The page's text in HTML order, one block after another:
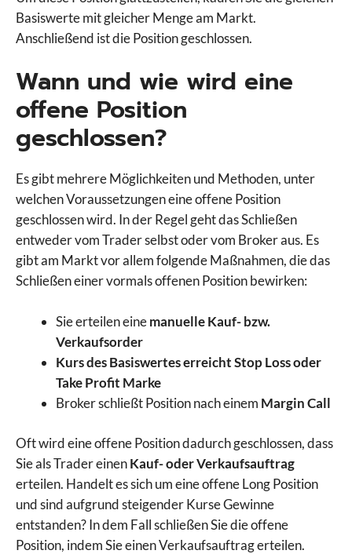
Basiswerte mit gleicher Menge am Markt.
Anschließend ist die Position geschlossen.
Wann und wie wird eine
offene Position
geschlossen?
Es gibt mehrere Möglichkeiten und Methoden, unter
welchen Voraussetzungen eine offene Position
geschlossen wird. In der Regel geht das Schließen
entweder vom Trader selbst oder vom Broker aus. Es
gibt am Markt vor allem folgende Maßnahmen, die das
Schließen einer vormals offenen Position bewirken:
Sie erteilen einemanuelle Kauf- bzw.
Verkaufsorder
Kurs des Basiswertes erreicht Stop Loss oder
Take Profit Marke
Broker schließt Position nach einem Margin Call
Oft wird eine offene Position dadurch geschlossen, dass
Sie als Trader einenKauf- oder Verkaufsauftrag
erteilen. Handelt es sich um eine offene Long Position
und sind aufgrund steigender Kurse Gewinne
entstanden? In dem Fall schließen Sie die offene
Position, indem Sie einen Verkaufsauftrag erteilen.